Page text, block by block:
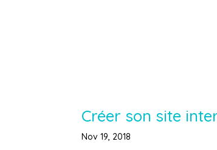
Créer son site
Nov 19, 2018